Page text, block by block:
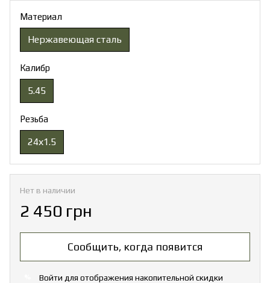
Материал
Нержавеющая сталь
Калибр
5.45
Резьба
24х1.5
Нет в наличии
2 450 грн
Сообщить, когда появится
Войти для отображения накопительной скидки